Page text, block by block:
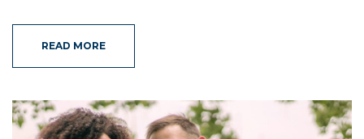
READ MORE